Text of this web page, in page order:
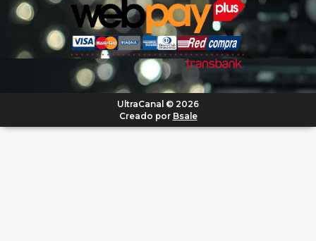
UltraCanal © 2026
Creado por Bsale